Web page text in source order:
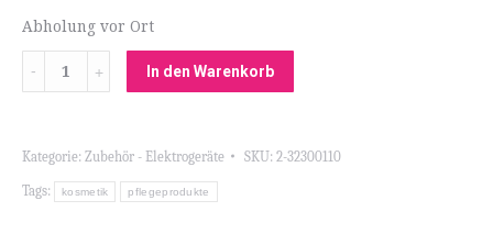
Abholung vor Ort
Menge
In den Warenkorb
Kategorie: Zubehör - Elektrogeräte SKU: 2-32300110
Tags: kosmetik pflegeprodukte